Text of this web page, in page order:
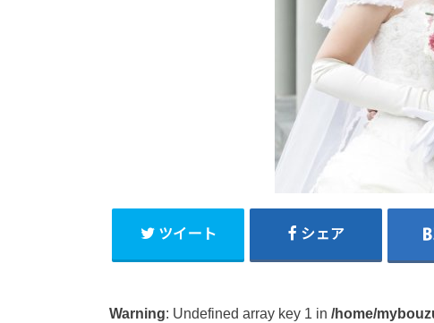
ツイート シェア
Warning: Undefined array key 1 in /home/